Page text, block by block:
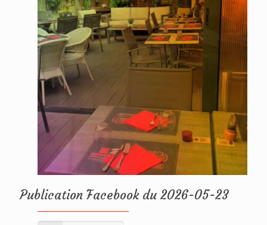
Publication Facebook du 2026-05-23